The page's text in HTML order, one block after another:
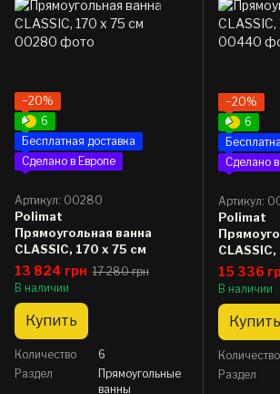
−20%
6
Бесплатная доставка
Сделано в Европе
Артикул: 00280
Polimat
Прямоугольная ванна
CLASSIC, 170 x 75 см
13 824 грн 17 280 грн
В наличии
Купить
Количество
6
Раздел
Прямоугольные
ванны
−20%
6
Сделано
Артикул:
Polimat
15 336
В наличии
Купить
Количество
Раздел